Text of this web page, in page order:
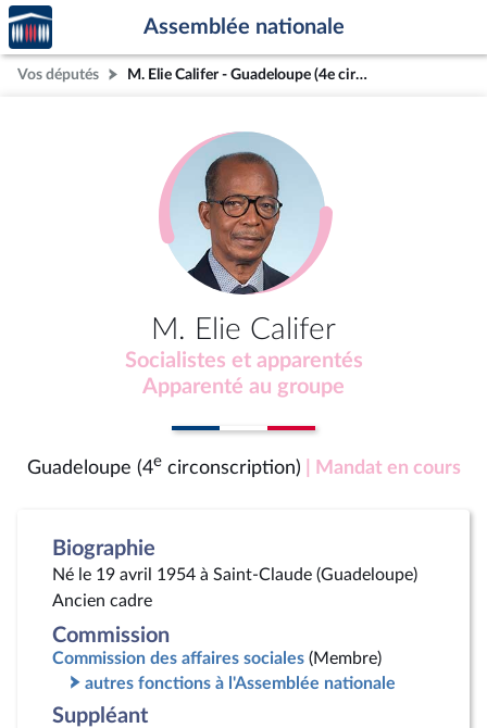
Aller au contenu
Aller en bas de la page
Accèder
à la
page
d'accueil
Assemblée nationale
Vos députés M. Elie Califer - Guadeloupe (4e circonscription)
M. Elie Califer
Socialistes et apparentés
Apparenté au groupe
Guadeloupe (4ecirconscription) | Mandat en cours
Biographie
Né le 19 avril 1954 à Saint-Claude (Guadeloupe)
Ancien cadre
Commission
Commission des affaires sociales (Membre)
autres fonctions à l'Assemblée nationale
Suppléant